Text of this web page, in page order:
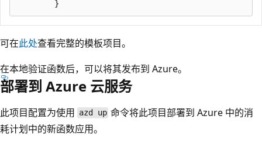
可在此处查看完整的模板项目。
在本地验证函数后，可以将其发布到 Azure。
部署到 Azure 云服务
此项目配置为使用 azd up 命令将此项目部署到 Azure 中的消
耗计划中的新函数应用。